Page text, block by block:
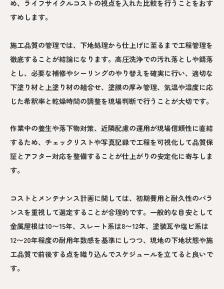
め、ライフサイクルコストの視点を入れた比較を行うことをおす
すめします。
施工品質の管理では、下地処理から仕上げに至るまで工程管理を
徹底することが結論になります。高圧洗浄での汚れ落としや錆落
とし、必要な補修やシーリングのやり替えを確実に行い、適切な
下塗り材と上塗り材の組合せ、塗膜の厚み管理、気温や湿度に応
じた希釈率と乾燥時間の調整を現場判断で行うことが大切です。
作業中の養生や落下物対策、近隣配慮の運用が現場信頼性に直結
するため、チェックリストや写真記録で工程を可視化して品質保
証とアフター対応を整備することが仕上がりの安定化に寄与しま
す。
コストとメンテナンス計画に関しては、初期費用と耐久性のバラ
ンスを重視して選定することが合理的です。一般的な目安として
金属屋根は10〜15年、スレート系は8〜12年、塗装瓦や塩ビ系は
12〜20年程度の耐用年数感を基準にしつつ、現地の下地状態や施
工品質で前後する点を織り込んでスケジュールを立てると良いで
す。